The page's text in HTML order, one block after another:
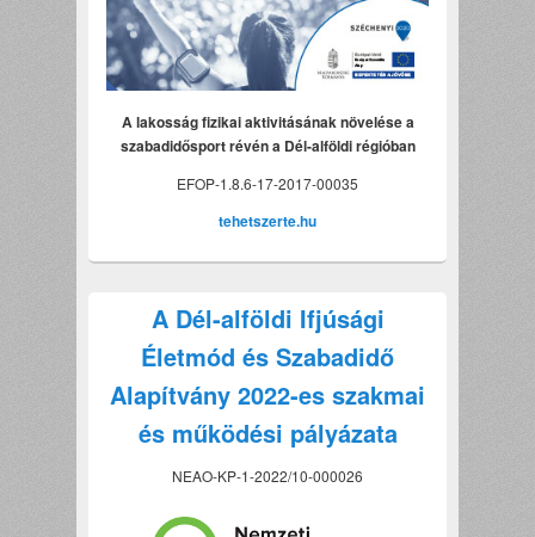
A lakosság fizikai aktivitásának növelése a
szabadidősport révén a Dél-alföldi régióban
EFOP-1.8.6-17-2017-00035
tehetszerte.hu
A Dél-alföldi Ifjúsági
Életmód és Szabadidő
Alapítvány 2022-es szakmai
és működési pályázata
NEAO-KP-1-2022/10-000026